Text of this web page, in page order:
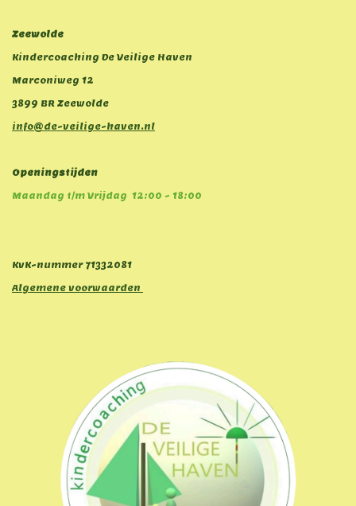
Zeewolde
Kindercoaching De Veilige Haven
Marconiweg 12
3899 BR Zeewolde
info@de-veilige-haven.nl
Openingstijden
Maandag t/m Vrijdag 12:00 - 18:00
KvK-nummer 71332081
Algemene voorwaarden